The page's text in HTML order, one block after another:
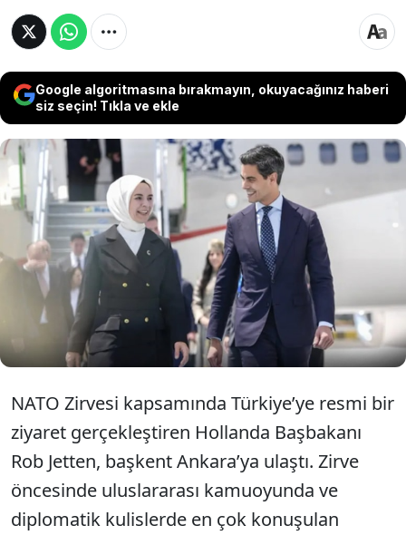
Google algoritmasına bırakmayın, okuyacağınız haberi
siz seçin! Tıkla ve ekle
NATO Zirvesi için Ankara'ya gelen Hollanda
Başbakanı Rob Jetten’in erkek nişanlısını zirveye
getirip getirmeyeceği gündem olmuştu. Hollanda
Başbakanı Jetten Ankara’ya tek geldi. Jetten,
Esenboğa Havalimanı’nda Aile ve Sosyal Hizmetler
Bakanı Mahinur Özdemir Göktaş tarafından
karşılandı. Ülkesinin ilk açık kimlikli eşcinsel
başbakanı olan Jetten’in, uzun süredir birlikte
olduğu Arjantinli nişanlısı Nicolas Keenan resmi
ziyaret programında yer almadı.
NATO Zirvesi kapsamında Türkiye’ye resmi bir
ziyaret gerçekleştiren Hollanda Başbakanı
Rob Jetten, başkent Ankara’ya ulaştı. Zirve
öncesinde uluslararası kamuoyunda ve
diplomatik kulislerde en çok konuşulan